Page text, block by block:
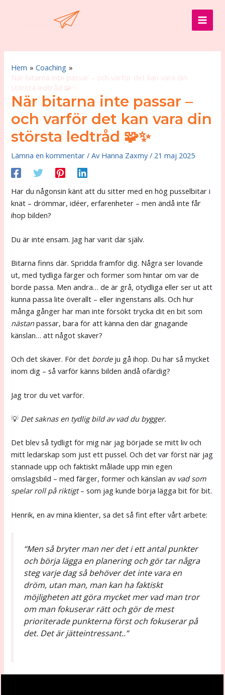
Hem
Coaching
När bitarna inte passar – och varför det kan vara din
största ledtråd 🧩✨
När bitarna inte passar –
och varför det kan vara din
största ledtråd 🧩✨
Lämna en kommentar / Av Hanna Zaxmy/ 21 maj 2025
Har du någonsin känt att du sitter med en hög pusselbitar i
knät – drömmar, idéer, erfarenheter – men ändå inte får
ihop bilden?
Du är inte ensam. Jag har varit där själv.
Bitarna finns där. Spridda framför dig. Några ser lovande
ut, med tydliga färger och former som hintar om var de
borde passa. Men andra… de är grå, otydliga eller ser ut att
kunna passa lite överallt – eller ingenstans alls. Och hur
många gånger har man inte försökt trycka dit en bit som
nästan passar, bara för att känna den där gnagande
känslan… att något skaver?
Och det skaver. För det bordeju gå ihop. Du har så mycket
inom dig – så varför känns bilden ändå ofärdig?
Jag tror du vet varför.
💡 Det saknas en tydlig bild av vad du bygger.
Det blev så tydligt för mig när jag började se mitt liv och
mitt ledarskap som just ett pussel. Och det var först när jag
stannade upp och faktiskt målade upp min egen
omslagsbild – med färger, former och känslan av vad som
spelar roll på riktigt– som jag kunde börja lägga bit för bit.
Henrik, en av mina klienter, sa det så fint efter vårt arbete:
“Men så bryter man ner det i ett antal punkter
och börja lägga en planering och gör tar några
steg varje dag så behöver det inte vara en
dröm, utan man, man kan ha faktiskt
möjligheten att göra mycket mer vad man tror
om man fokuserar rätt och gör de mest
prioriterade punkterna först och fokuserar på
det. Det är jätteintressant..”